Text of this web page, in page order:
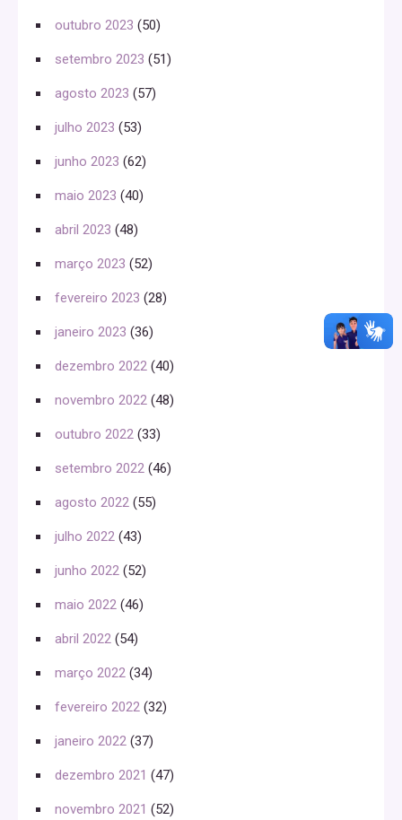
outubro 2023 (50)
setembro 2023 (51)
agosto 2023 (57)
julho 2023 (53)
junho 2023 (62)
maio 2023 (40)
abril 2023 (48)
março 2023 (52)
fevereiro 2023 (28)
janeiro 2023 (36)
dezembro 2022 (40)
novembro 2022 (48)
outubro 2022 (33)
setembro 2022 (46)
agosto 2022 (55)
julho 2022 (43)
junho 2022 (52)
maio 2022 (46)
abril 2022 (54)
março 2022 (34)
fevereiro 2022 (32)
janeiro 2022 (37)
dezembro 2021 (47)
novembro 2021 (52)